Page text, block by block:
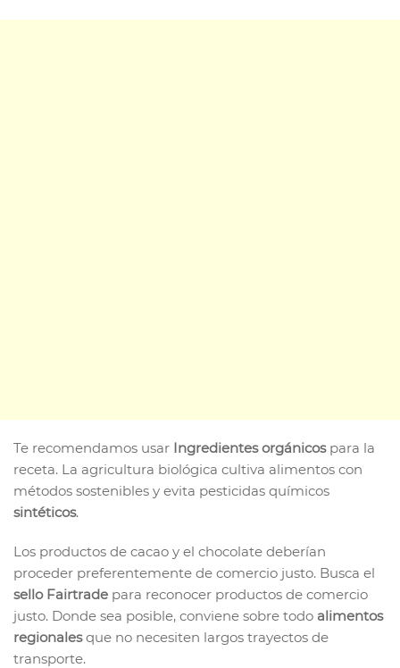
Te recomendamos usar Ingredientes orgánicospara la
receta. La agricultura biológica cultiva alimentos con
métodos sostenibles y evita pesticidas químicos
sintéticos.
Los productos de cacao y el chocolate deberían
proceder preferentemente de comercio justo. Busca el
sello Fairtrade para reconocer productos de comercio
justo. Donde sea posible, conviene sobre todo alimentos
regionalesque no necesiten largos trayectos de
transporte.